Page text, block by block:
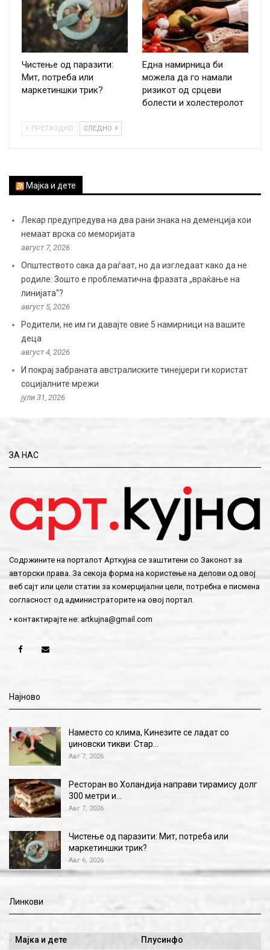
Чистење од паразити:
Мит, потреба или
маркетиншки трик?
Една намирница би
можела да го намали
ризикот од срцеви
болести и холестеролот
ПРЕТХОДНО СЛЕДНО
Мајка и дете
Лекар предупредува на два рани знака на деменција кои
немаат врска со меморијата
август 7, 2026
Општеството сака да раѓаат, но да изгледаат како да не
родиле: Зошто е проблематична фразата „враќање на
линијата“?
август 5, 2026
Родители, не им ги давајте овие 5 намирници на вашите
деца
август 4, 2026
И покрај забраната австралиските тинејџери ги користат
социјалните мрежи
јули 31, 2026
ЗА НАС
Содржините на порталот Арткујна се заштитени со Законот за
авторски права. За секоја форма на користење на делови од овој
веб сајт или цели статии за комерцијални цели, потребна е писмена
согласност од администраторите на овој портал.
• контактирајте не: artkujna@gmail.com
Најново
Наместо со клима, Кинезите се ладат со
џиновски тикви: Стар…
Авг 7, 2026
Ресторан во Холандија направи тирамису долг
300 метри и…
Авг 7, 2026
Чистење од паразити: Мит, потреба или
маркетиншки трик?
Авг 6, 2026
Линкови
Мајка и дете Плусинфо